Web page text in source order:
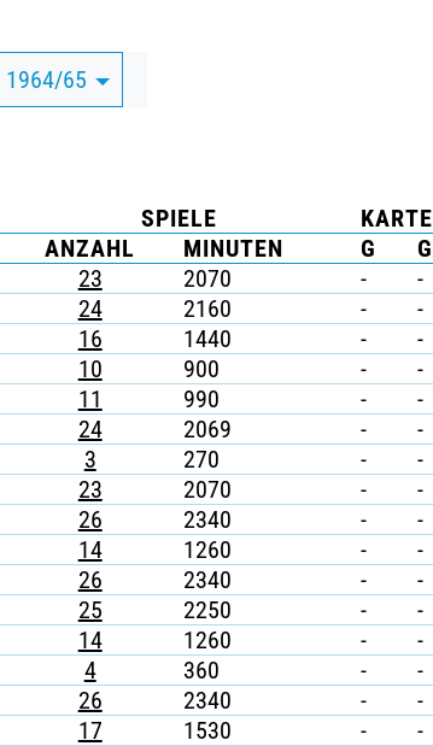
1964/65
SPIELE
ANZAHL MINUTEN G
23 2070 - -
24 2160 - -
16 1440 - -
10 900 - -
11 990 - -
24 2069 - -
3 270 - -
23 2070 - -
26 2340 - -
14 1260 - -
26 2340 - -
25 2250 - -
14 1260 - -
4 360 - -
26 2340 - -
17 1530 - -